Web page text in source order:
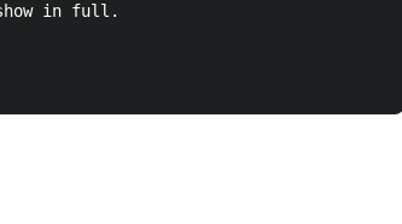
in full.